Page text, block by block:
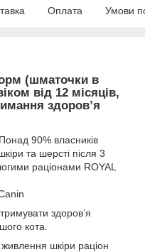
Оплата Умови
(шматочки в
від 12 місяців,
здоров’я
90% власників
та шерсті після 3
раціонами ROYAL
здоров’я
кота.
шкіри раціон